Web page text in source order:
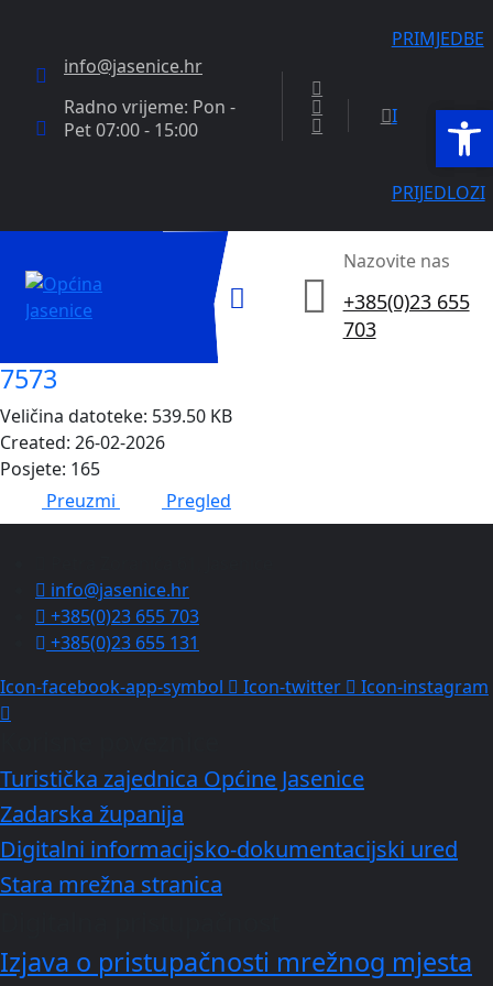
info@jasenice.hr
Radno vrijeme: Pon -
Pet 07:00 - 15:00
PRIMJEDBE
I
PRIJEDLOZI
Nazovite nas
+385(0)23 655
703
7573
Veličina datoteke: 539.50 KB
Created: 26-02-2026
Posjete: 165
Preuzmi
Pregled
info@jasenice.hr
+385(0)23 655 703
+385(0)23 655 131
Icon-facebook-app-symbol
Icon-twitter Icon-instagram
Turistička zajednica Općine Jasenice
Zadarska županija
Digitalni informacijsko-dokumentacijski ured
Stara mrežna stranica
Izjava o pristupačnosti mrežnog mjesta